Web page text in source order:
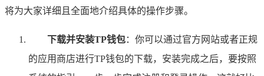
将为大家详细且全面地介绍具体的操作步骤。
下载并安装TP钱包：你可以通过官方网站或者正规
的应用商店进行TP钱包的下载，安装完成之后，要按照